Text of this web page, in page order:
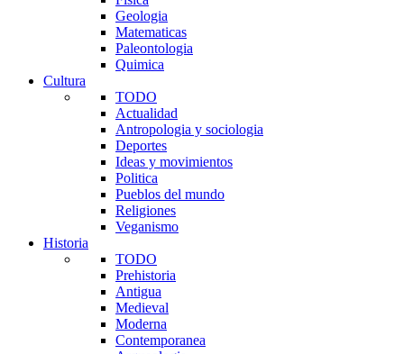
Geologia
Matematicas
Paleontologia
Quimica
Cultura
TODO
Actualidad
Antropologia y sociologia
Deportes
Ideas y movimientos
Politica
Pueblos del mundo
Religiones
Veganismo
Historia
TODO
Prehistoria
Antigua
Medieval
Moderna
Contemporanea